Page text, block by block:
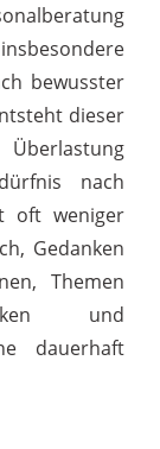
bewusster
dieser
nach
oft weniger
Gedanken
Themen
und
dauerhaft